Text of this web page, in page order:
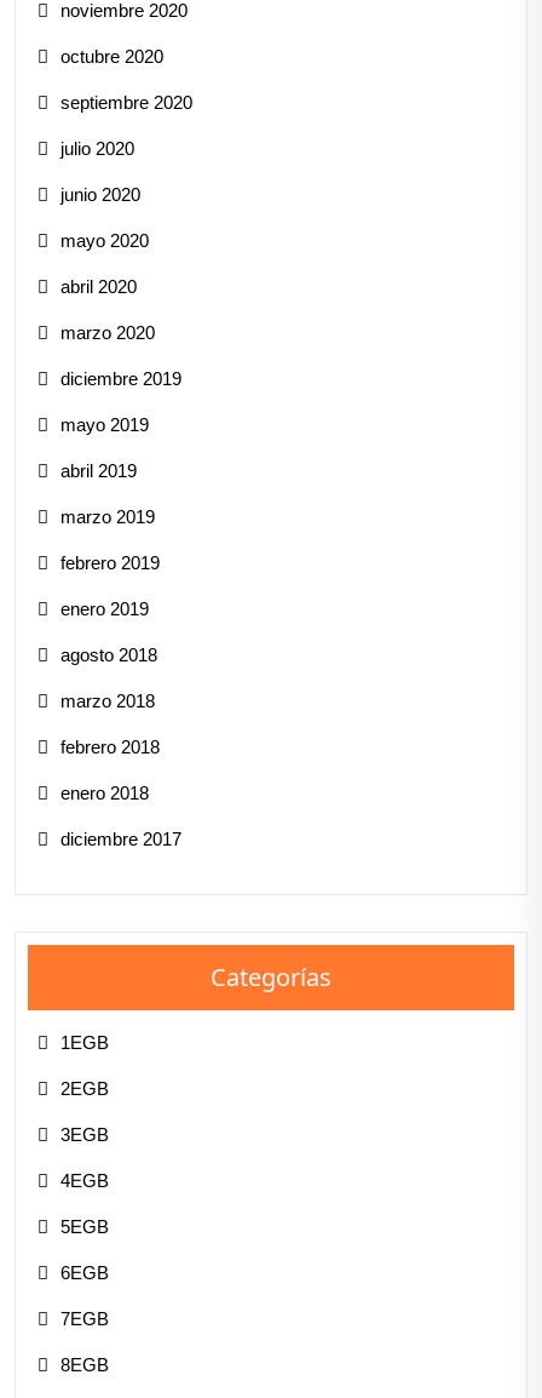
noviembre 2020
octubre 2020
septiembre 2020
julio 2020
junio 2020
mayo 2020
abril 2020
marzo 2020
diciembre 2019
mayo 2019
abril 2019
marzo 2019
febrero 2019
enero 2019
agosto 2018
marzo 2018
febrero 2018
enero 2018
diciembre 2017
Categorías
1EGB
2EGB
3EGB
4EGB
5EGB
6EGB
7EGB
8EGB